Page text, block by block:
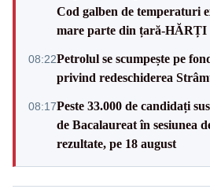
Cod galben de temperaturi
mare parte din țară-HĂRȚI
08:22Petrolul se scumpește pe
privind redeschiderea
08:17Peste 33.000 de candidați
de Bacalaureat în sesiunea
rezultate, pe 18 august